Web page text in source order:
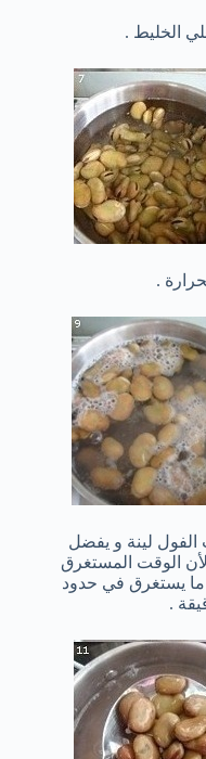
الخليط .
.
لينة و يفضل
الوقت المستغرق
يستغرق في حدود